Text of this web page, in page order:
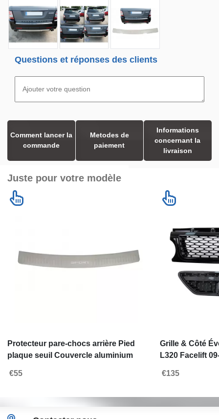
Questions et réponses des clients
Comment lancer la
commande
Metodes de
paiement
Informations
concernant la
livraison
Juste pour votre modèle
Protecteur pare-chocs arrière Pied
plaque seuil Couvercle aluminium
€55
Grille & Côté
L320 Facelift
€135